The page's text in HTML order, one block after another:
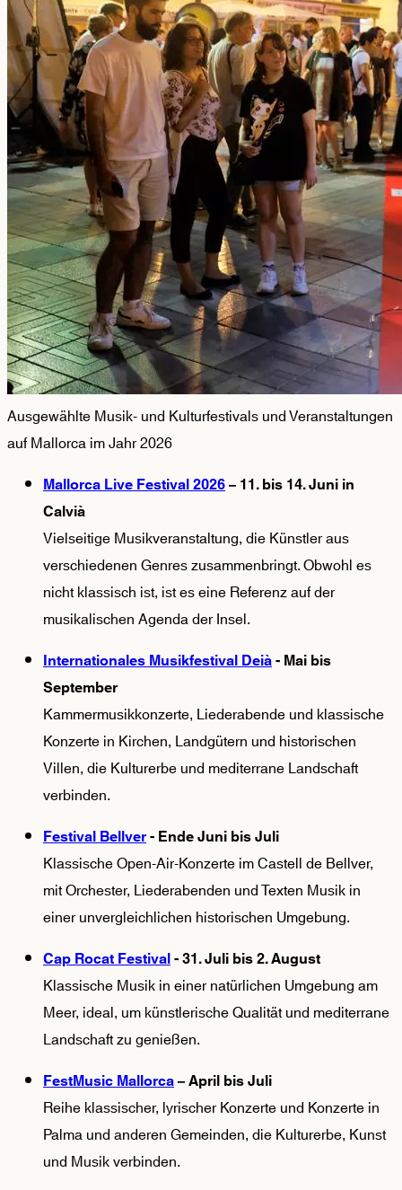
Ausgewählte Musik- und Kulturfestivals und Veranstaltungen
auf Mallorca im Jahr 2026
Mallorca Live Festival 2026– 11. bis 14. Juni in
Calvià
Vielseitige Musikveranstaltung, die Künstler aus
verschiedenen Genres zusammenbringt. Obwohl es
nicht klassisch ist, ist es eine Referenz auf der
musikalischen Agenda der Insel.
Internationales Musikfestival Deià- Mai bis
September
Kammermusikkonzerte, Liederabende und klassische
Konzerte in Kirchen, Landgütern und historischen
Villen, die Kulturerbe und mediterrane Landschaft
verbinden.
Festival Bellver- Ende Juni bis Juli
Klassische Open-Air-Konzerte im Castell de Bellver,
mit Orchester, Liederabenden und Texten Musik in
einer unvergleichlichen historischen Umgebung.
Cap Rocat Festival- 31. Juli bis 2. August
Klassische Musik in einer natürlichen Umgebung am
Meer, ideal, um künstlerische Qualität und mediterrane
Landschaft zu genießen.
FestMusic Mallorca– April bis Juli
Reihe klassischer, lyrischer Konzerte und Konzerte in
Palma und anderen Gemeinden, die Kulturerbe, Kunst
und Musik verbinden.